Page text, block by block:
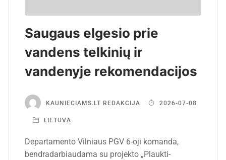
Saugaus elgesio prie
vandens telkinių ir
vandenyje rekomendacijos
KAUNIECIAMS.LT REDAKCIJA 2026-07-08
LIETUVA
Departamento Vilniaus PGV 6-oji komanda,
bendradarbiaudama su projekto „Plaukti-